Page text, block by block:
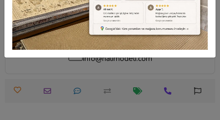
Destek Merkezi
0540 001 51 51
Whatsapp Destek
0540 001 51 51
Öneri ve Şikayet
info@halimodeli.com